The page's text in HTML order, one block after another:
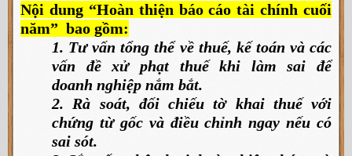
Nội dung “Hoàn thiện báo cáo tài chính cuối
năm” bao gồm:
1. Tư vấn tổng thể về thuế, kế toán và các
vấn đề xử phạt thuế khi làm sai để
doanh nghiệp nắm bắt.
2. Rà soát, đối chiếu tờ khai thuế với
chứng từ gốc và điều chỉnh ngay nếu có
sai sót.